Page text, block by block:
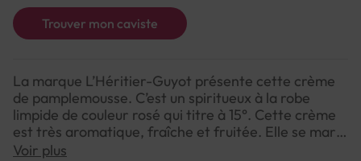
Trouver mon caviste
La marque L’Héritier-Guyot présente cette crème
de pamplemousse. C’est un spiritueux à la robe
limpide de couleur rosé qui titre à 15°. Cette crème
est très aromatique, fraîche et fruitée. Elle se marie
à merveille avec le vin rosé et permet de préparer
Voir plus